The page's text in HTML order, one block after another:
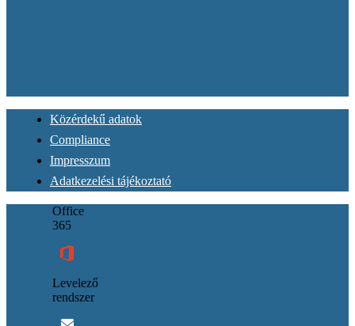
Közérdekű adatok
Compliance
Impresszum
Adatkezelési tájékoztató
Office
365
Levelező
rendszer